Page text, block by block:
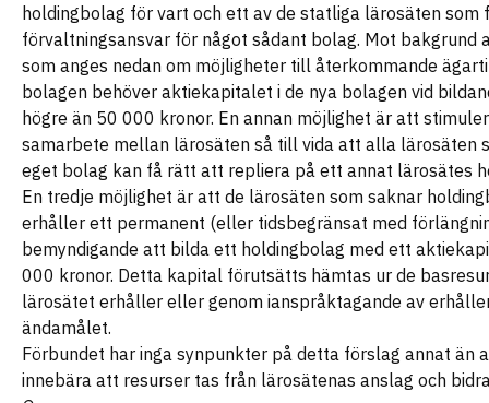
holdingbolag för vart och ett av de statliga lärosäten som
förvaltningsansvar för något sådant bolag. Mot bakgrund
som anges nedan om möjligheter till återkommande
bolagen behöver aktiekapitalet i de nya bolagen vid
högre än 50 000 kronor. En annan möjlighet är att
samarbete mellan lärosäten så till vida att alla lärosäten
eget bolag kan få rätt att repliera på ett annat lärosätes
En tredje möjlighet är att de lärosäten som saknar
erhåller ett permanent (eller tidsbegränsat med
bemyndigande att bilda ett holdingbolag med ett
000 kronor. Detta kapital förutsätts hämtas ur de
lärosätet erhåller eller genom ianspråktagande av
ändamålet.
Förbundet har inga synpunkter på detta förslag annat än
innebära att resurser tas från lärosätenas anslag och